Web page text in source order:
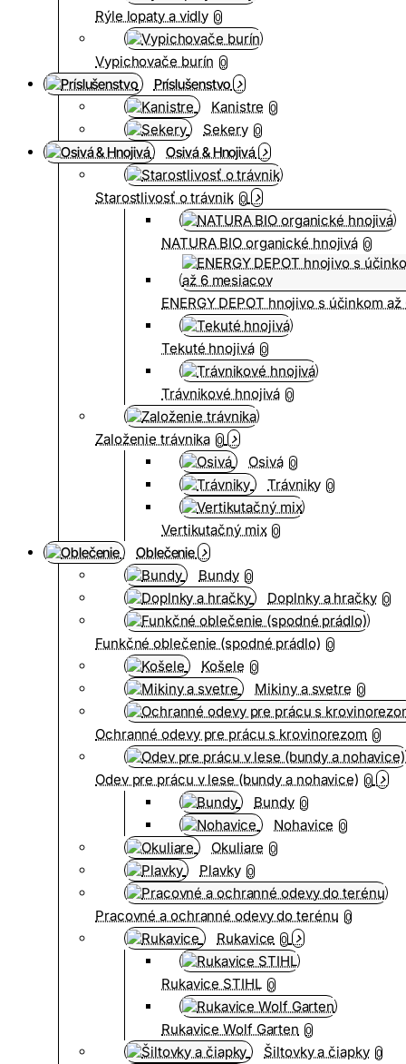
Rýle lopaty a vidly 0
Vypichovače burín 0
Príslušenstvo
Kanistre 0
Sekery 0
Osivá & Hnojivá
Starostlivosť o trávnik 0
NATURA BIO organické hnojivá 0
ENERGY DEPOT hnojivo s účinkom
Tekuté hnojivá 0
Trávnikové hnojivá 0
Založenie trávnika 0
Osivá 0
Trávniky 0
Vertikutačný mix 0
Oblečenie
Bundy 0
Doplnky a hračky 0
Funkčné oblečenie (spodné prádlo) 0
Košele 0
Mikiny a svetre 0
Ochranné odevy pre prácu s krovinorezom 0
Odev pre prácu v lese (bundy a nohavice) 0
Bundy 0
Nohavice 0
Okuliare 0
Plavky 0
Pracovné a ochranné odevy do terénu 0
Rukavice 0
Rukavice STIHL 0
Rukavice Wolf Garten 0
Šiltovky a čiapky 0